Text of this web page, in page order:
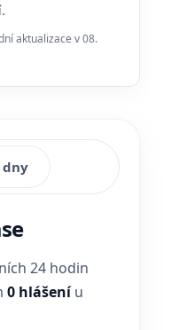
aktualizace v 08.
dny
24 hodin
0 hlášeníu